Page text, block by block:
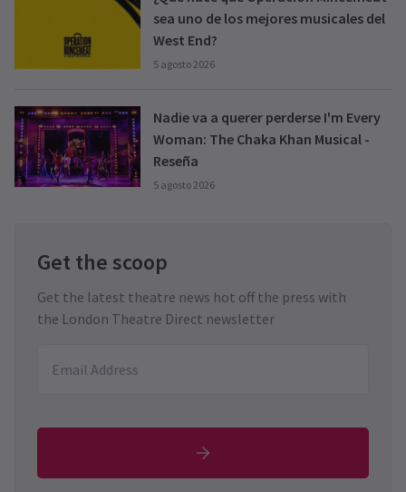
sea uno de los mejores musicales del
West End?
5 agosto 2026
Nadie va a querer perderse I'm Every
Woman: The Chaka Khan Musical -
Reseña
5 agosto 2026
Get the scoop
Get the latest theatre news hot off the press with
the London Theatre Direct newsletter